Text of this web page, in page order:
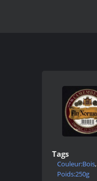
Tags
Couleur:Bois,
Poids:250g